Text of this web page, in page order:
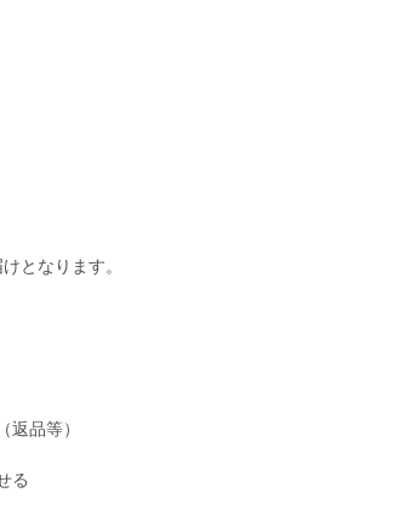
となります。
返品等）
る